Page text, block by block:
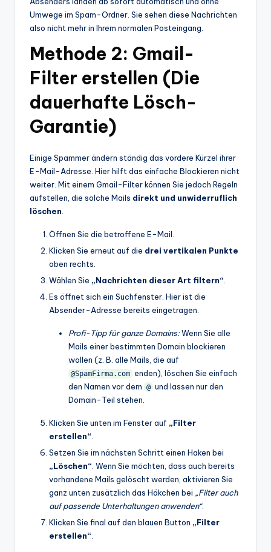
Umwege im Spam-Ordner. Sie sehen diese Nachrichten
also nicht mehr in Ihrem normalen Posteingang.
Methode 2: Gmail-
Filter erstellen (Die
dauerhafte Lösch-
Garantie)
Einige Spammer ändern ständig das vordere Kürzel ihrer
E-Mail-Adresse. Hier hilft das einfache Blockieren nicht
weiter. Mit einem Gmail-Filter können Sie jedoch Regeln
aufstellen, die solche Mails direkt und unwiderruflich
löschen
Öffnen Sie die betroffene E-Mail.
Klicken Sie erneut auf die drei vertikalen Punkte
oben rechts.
Wählen Sie „Nachrichten dieser Art filtern“
Es öffnet sich ein Suchfenster. Hier ist die
Absender-Adresse bereits eingetragen.
Profi-Tipp für ganze Domains:Wenn Sie alle
Mails einer bestimmten Domain blockieren
wollen (z. B. alle Mails, die auf
@SpamFirma.com enden), löschen Sie einfach
den Namen vor dem @ und lassen nur den
Domain-Teil stehen.
Klicken Sie unten im Fenster auf „Filter
erstellen“
Setzen Sie im nächsten Schritt einen Haken bei
„Löschen“ . Wenn Sie möchten, dass auch bereits
vorhandene Mails gelöscht werden, aktivieren Sie
ganz unten zusätzlich das Häkchen bei „Filter auch
auf passende Unterhaltungen anwenden“.
Klicken Sie final auf den blauen Button „Filter
erstellen“.